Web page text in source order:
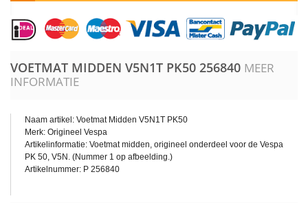
VOETMAT MIDDEN V5N1T PK50 256840 MEER
INFORMATIE
Naam artikel: Voetmat Midden V5N1T PK50
Merk: Origineel Vespa
Artikelinformatie: Voetmat midden, origineel onderdeel voor de Vespa
PK 50, V5N. (Nummer 1 op afbeelding.)
Artikelnummer: P 256840